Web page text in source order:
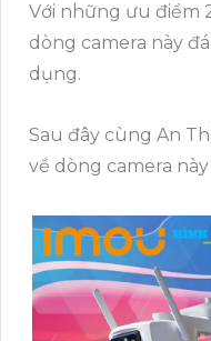
Với những ưu điểm
dòng camera này
dụng.
Sau đây cùng An
về dòng camera này